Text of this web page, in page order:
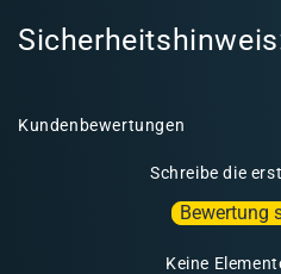
Kundenbewertungen
Schreibe die
Bewertung
Keine